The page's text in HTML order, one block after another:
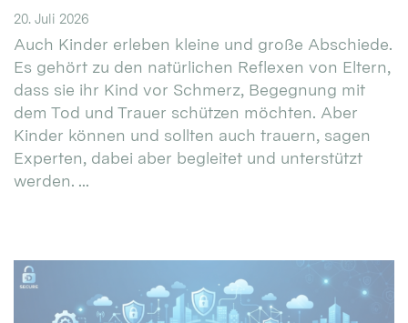
20. Juli 2026
Auch Kinder erleben kleine und große Abschiede.
Es gehört zu den natürlichen Reflexen von Eltern,
dass sie ihr Kind vor Schmerz, Begegnung mit
dem Tod und Trauer schützen möchten. Aber
Kinder können und sollten auch trauern, sagen
Experten, dabei aber begleitet und unterstützt
werden. ...